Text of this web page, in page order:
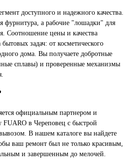
доступного и надежного качества.
фурнитура, а рабочие "лошадки" для
Соотношение цены и качества
задач: от косметического
дома. Вы получаете добротные
сплавы) и проверенные механизмы
официальным партнером и
FUARO в Череповец с быстрой
В нашем каталоге вы найдете
ваш ремонт был не только красивым,
и завершенным до мелочей.